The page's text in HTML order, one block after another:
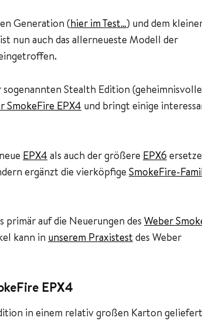
Generation (hier im Test…) und dem
nun auch das allerneueste Modell der
Stealth Edition
SmokeFire EPX4 und bringt einige
EPX4 als auch der größere EPX6
ergänzt die vierköpfigeSmokeFire-
auf die Neuerungen des Weber
kann in unserem Praxistest des Weber
EPX4
in einem relativ großen Karton